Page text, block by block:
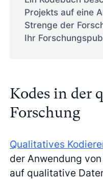
Projekts auf eine
Strenge der
Ihr
Kodes in der
Forschung
Qualitatives
der Anwendung
auf qualitative